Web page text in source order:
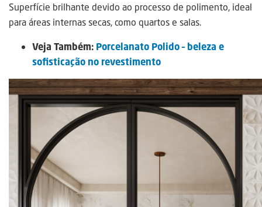
Superfície brilhante devido ao processo de polimento, ideal
para áreas internas secas, como quartos e salas.
Veja Também: Porcelanato Polido – beleza e
sofisticação no revestimento